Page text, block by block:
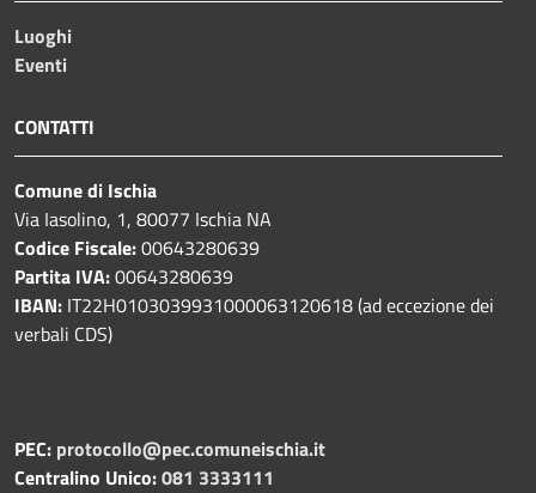
Luoghi
Eventi
CONTATTI
Comune di Ischia
Via Iasolino, 1, 80077 Ischia NA
Codice Fiscale:00643280639
Partita IVA:00643280639
IBAN: IT22H0103039931000063120618 (ad eccezione dei
verbali CDS)
PEC: protocollo@pec.comuneischia.it
Centralino Unico:081 3333111